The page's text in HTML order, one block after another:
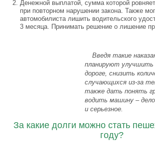
Денежной выплатой, сумма которой
при повторном нарушении закона. Также
автомобилиста лишить водительского
3 месяца. Принимать решение о лишение
Введя такие
планируют улучшить
дороге, снизить
случающихся из-за
также дать понять
водить машину –
и серьезное.
За какие долги можно стать
году?